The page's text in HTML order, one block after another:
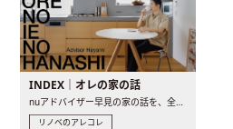
INDEX｜オレの家の話
リノベのアレコレ